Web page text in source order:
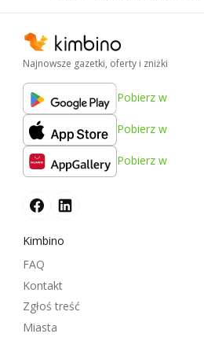
Najnowsze gazetki, oferty i zniżki
Pobierz w
Pobierz w
Pobierz w
Kimbino
FAQ
Kontakt
Zgłoś treść
Miasta